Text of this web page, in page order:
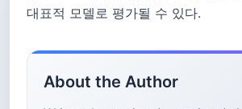
대표적 모델로 평가될 수 있다.
About the Author